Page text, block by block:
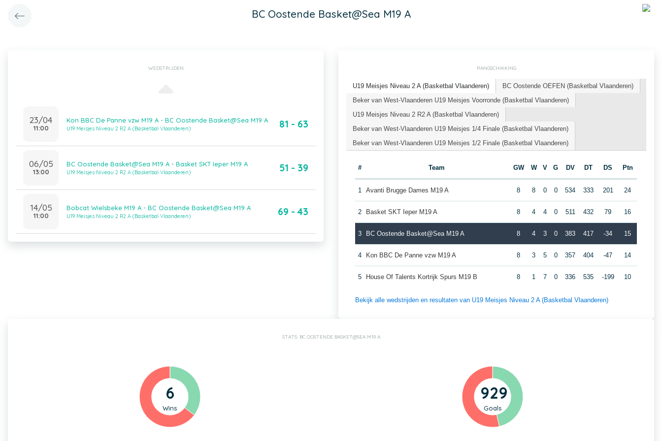
BC Oostende Basket@Sea M19 A
WEDSTRIJDEN
23/04
11:00
Kon BBC De Panne vzw M19 A - BC Oostende Basket@Sea M19 A
U19 Meisjes Niveau 2 R2 A (Basketbal Vlaanderen) 81 - 63
06/05
13:00
BC Oostende Basket@Sea M19 A - Basket SKT Ieper M19 A
U19 Meisjes Niveau 2 R2 A (Basketbal Vlaanderen) 51 - 39
14/05
11:00
Bobcat Wielsbeke M19 A - BC Oostende Basket@Sea M19 A
U19 Meisjes Niveau 2 R2 A (Basketbal Vlaanderen) 69 - 43
RANGSCHIKKING
U19 Meisjes Niveau 2 A (Basketbal Vlaanderen)
BC Oostende OEFEN (Basketbal Vlaanderen)
Beker van West-Vlaanderen U19 Meisjes Voorronde (Basketbal Vlaanderen)
U19 Meisjes Niveau 2 R2 A (Basketbal Vlaanderen)
Beker van West-Vlaanderen U19 Meisjes 1/4 Finale (Basketbal Vlaanderen)
Beker van West-Vlaanderen U19 Meisjes 1/2 Finale (Basketbal Vlaanderen)
# Team GW W V G DV DT DS Ptn
1 Avanti Brugge Dames M19 A 8 8 0 0 534 333 201 24
2 Basket SKT Ieper M19 A 8 4 4 0 511 432 79 16
3 BC Oostende Basket@Sea M19 A 8 4 3 0 383 417 -34 15
4 Kon BBC De Panne vzw M19 A 8 3 5 0 357 404 -47 14
5 House Of Talents Kortrijk Spurs M19 B 8 1 7 0 336 535 -199 10
Bekijk alle wedstrijden en resultaten van U19 Meisjes Niveau 2 A (Basketbal Vlaanderen)
STATS: BC OOSTENDE BASKET@SEA M19 A
6
Wins
929
Goals